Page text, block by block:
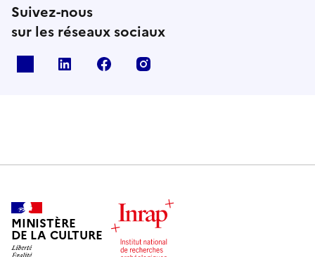
Suivez-nous
sur les réseaux sociaux
Linkedin Facebook
MINISTÈRE
DE LA CULTURE